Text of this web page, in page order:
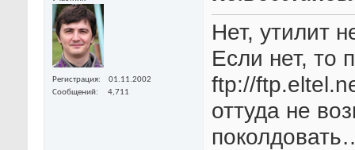
Регистрация
01.11.2002
Сообщений
4,711
Нет, утилит
Если нет, то
ftp://
оттуда не